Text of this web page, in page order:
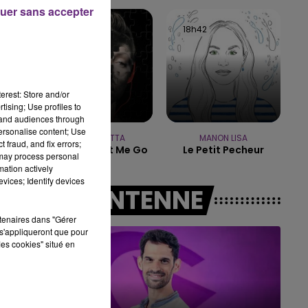
11h00 - 16h00
END CHAMPAGNE FM LE WEEK-
DAVID GUETTA
Love Dont Let Me Go
18h42
18h42
MANON LISA
Le Petit Pecheur
A L'ANTENNE
Store and/or
Use profiles to
audiences through
content; Use
fraud, and fix errors;
process personal
actively
Identify devices
dans "Gérer
que pour
cookies" situé en
sans accepter